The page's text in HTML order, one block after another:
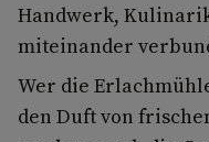
Handwerk,
miteinander
Wer die
den Duft von